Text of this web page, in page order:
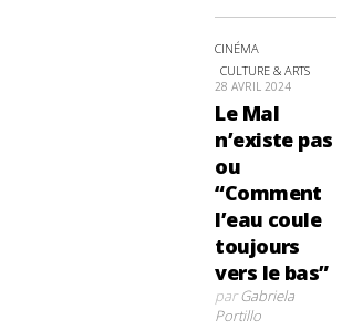
CINÉMA
CULTURE & ARTS
28 AVRIL 2024
Le Mal
n’existe pas
ou
“Comment
l’eau coule
toujours
vers le bas”
parGabriela
Portillo